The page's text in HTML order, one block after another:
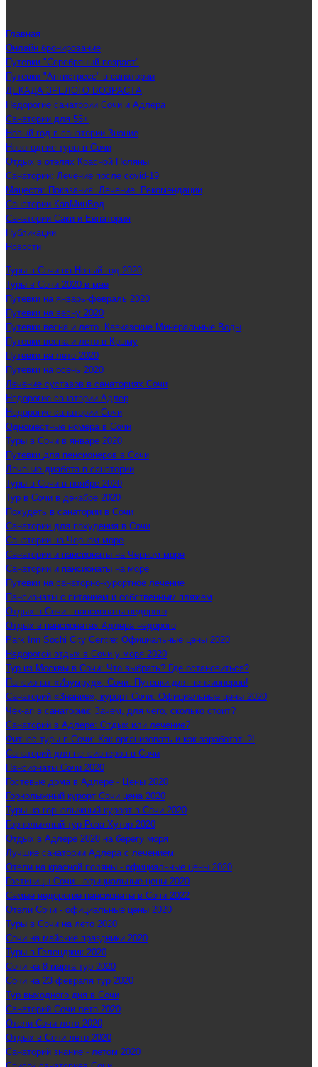
Главная
Онлайн бронирование
Путевки "Серебряный возраст"
Путевки "Антистресс" в санатории
ДЕКАДА ЗРЕЛОГО ВОЗРАСТА
Недорогие санатории Сочи и Адлера
Санатории для 55+
Новый год в санатории Знание
Новогодние туры в Сочи
Отдых в отелях Красной Поляны
Санатории: Лечение после covid-19
Мацеста: Показания. Лечение. Рекомендации
Санатории КавМинВод
Санатории Саки и Евпатория
Публикации
Новости
Туры в Сочи на Новый год 2020
Туры в Сочи 2020 в мае
Путевки на январь-февраль 2020
Путевки на весну 2020
Путевки весна и лето. Кавказские Минеральные Воды
Путевки весна и лето в Крыму
Путевки на лето 2020
Путевки на осень 2020
Лечение суставов в санаториях Сочи
Недорогие санатории Адлер
Недорогие санатории Сочи
Одноместные номера в Сочи
Туры в Сочи в январе 2020
Путевки для пенсионеров в Сочи
Лечение диабета в санатории
Туры в Сочи в ноябре 2020
Тур в Сочи в декабре 2020
Похудеть в санатории в Сочи
Санатории для похудения в Сочи
Санатории на Черном море
Санатории и пансионаты на Черном море
Санатории и пансионаты на море
Путевки на санаторно-курортное лечение
Пансионаты с питанием и собственным пляжем
Отдых в Сочи - пансионаты недорого
Отдых в пансионатах Адлера недорого
Park Inn Sochi City Centre: Официальные цены 2020
Недорогой отдых в Сочи у моря 2020
Тур из Москвы в Сочи: Что выбрать? Где остановиться?
Пансионат «Изумруд», Сочи: Путевки для пенсионеров!
Санаторий «Знание», курорт Сочи: Официальные цены 2020
Чек-ап в санатории: Зачем, для чего, сколько стоит?
Санаторий в Адлере: Отдых или лечение?
Фитнес-туры в Сочи: Как организовать и как заработать?!
Санаторий для пенсионеров в Сочи
Пансионаты Сочи 2020
Гостевые дома в Адлере - Цены 2020
Горнолыжный курорт Сочи цена 2020
Туры на горнолыжный курорт в Сочи 2020
Горнолыжный тур Роза Хутор 2020
Отдых в Адлере 2020 на берегу моря
Лучшие санатории Адлера с лечением
Отели на красной поляны - официальные цены 2020
Гостиницы Сочи - официальные цены 2020
Самые недорогие пансионаты в Сочи 2022
Отели Сочи - официальные цены 2020
Туры в Сочи на лето 2020
Сочи на майские праздники 2020
Туры в Геленджик 2020
Сочи на 8 марта тур 2020
Сочи на 23 февраля тур 2020
Тур выходного дня в Сочи
Санаторий Сочи лето 2020
Отели Сочи лето 2020
Отдых в Сочи лето 2020
Санаторий знание - летом 2020